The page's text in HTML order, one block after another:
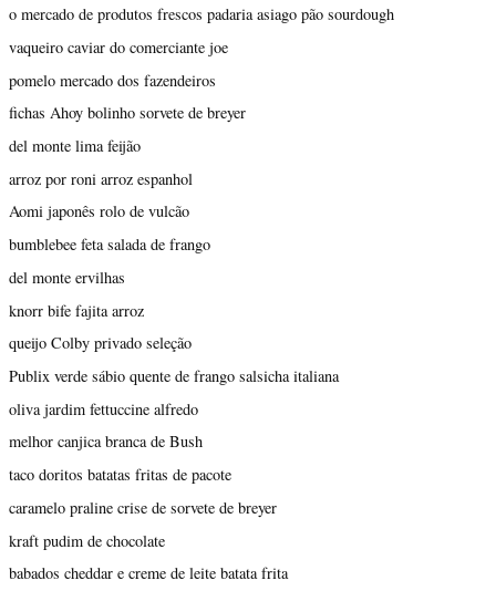
o mercado de produtos frescos padaria asiago pão sourdough
vaqueiro caviar do comerciante joe
pomelo mercado dos fazendeiros
fichas Ahoy bolinho sorvete de breyer
del monte lima feijão
arroz por roni arroz espanhol
Aomi japonês rolo de vulcão
bumblebee feta salada de frango
del monte ervilhas
knorr bife fajita arroz
queijo Colby privado seleção
Publix verde sábio quente de frango salsicha italiana
oliva jardim fettuccine alfredo
melhor canjica branca de Bush
taco doritos batatas fritas de pacote
caramelo praline crise de sorvete de breyer
kraft pudim de chocolate
babados cheddar e creme de leite batata frita